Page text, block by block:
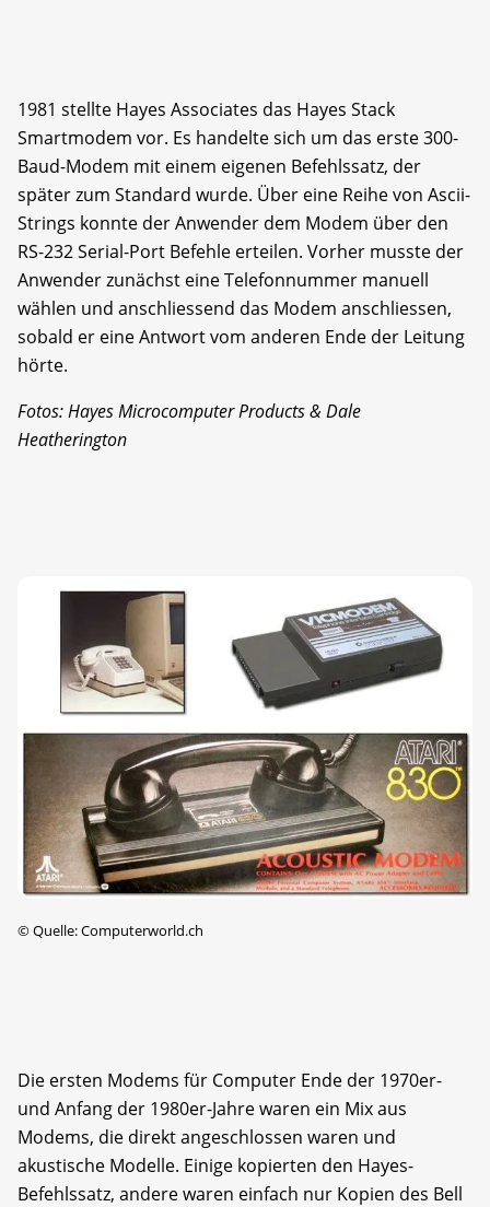
1981 stellte Hayes Associates das Hayes Stack
Smartmodem vor. Es handelte sich um das erste 300-
Baud-Modem mit einem eigenen Befehlssatz, der
später zum Standard wurde. Über eine Reihe von Ascii-
Strings konnte der Anwender dem Modem über den
RS-232 Serial-Port Befehle erteilen. Vorher musste der
Anwender zunächst eine Telefonnummer manuell
wählen und anschliessend das Modem anschliessen,
sobald er eine Antwort vom anderen Ende der Leitung
hörte.
Fotos: Hayes Microcomputer Products & Dale
Heatherington
©Quelle: Computerworld.ch
Die ersten Modems für Computer Ende der 1970er-
und Anfang der 1980er-Jahre waren ein Mix aus
Modems, die direkt angeschlossen waren und
akustische Modelle. Einige kopierten den Hayes-
Befehlssatz, andere waren einfach nur Kopien des Bell